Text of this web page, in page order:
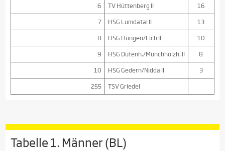
6
TV Hüttenberg II
16
7
HSG Lumdatal II
13
8
HSG Hungen/Lich II
10
9
HSG Dutenh./Münchholzh. II
8
10
HSG Gedern/Nidda II
3
255
TSV Griedel
Tabelle 1. Männer (BL)